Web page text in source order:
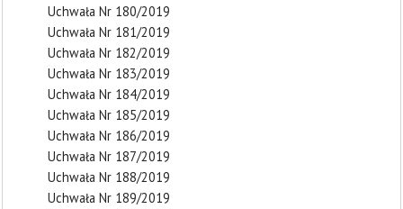
Uchwała Nr 180/2019
Uchwała Nr 181/2019
Uchwała Nr 182/2019
Uchwała Nr 183/2019
Uchwała Nr 184/2019
Uchwała Nr 185/2019
Uchwała Nr 186/2019
Uchwała Nr 187/2019
Uchwała Nr 188/2019
Uchwała Nr 189/2019